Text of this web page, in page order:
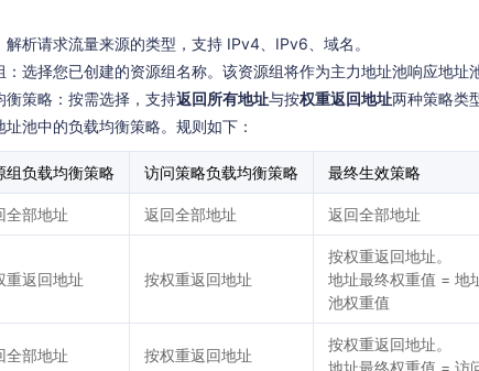
解析请求流量来源的类型，支持 IPv4、IPv6、域名。
：选择您已创建的资源组名称。该资源组将作为主力地址池响应地址
衡策略：按需选择，支持返回所有地址与按权重返回地址两种策略类
址池中的负载均衡策略。规则如下：
组负载均衡策略 访问策略负载均衡策略 最终生效策略
全部地址 返回全部地址 返回全部地址
重返回地址 按权重返回地址
按权重返回地址。
地址最终权重值 = 地
池权重值
全部地址 按权重返回地址
按权重返回地址。
地址最终权重值 = 访